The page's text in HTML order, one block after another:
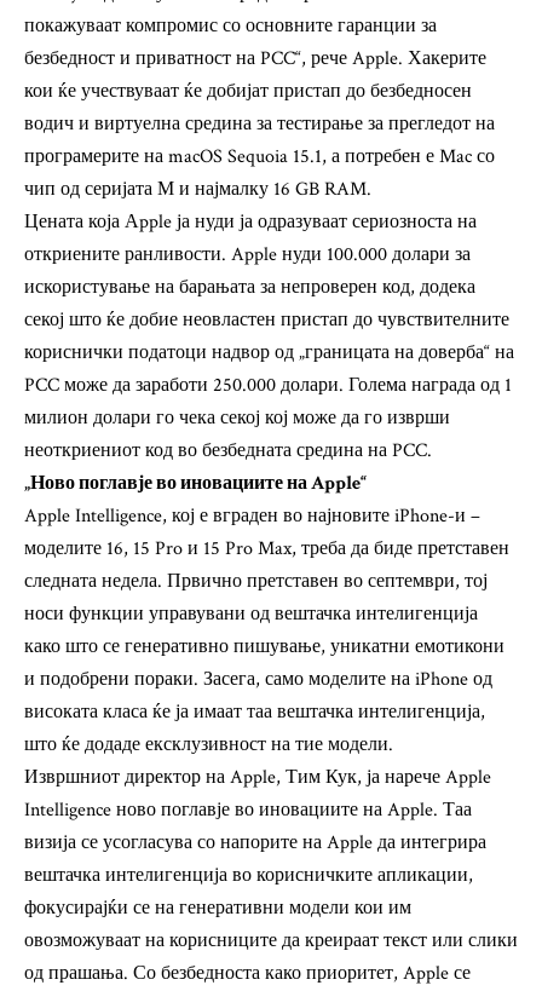
покажуваат компромис со основните гаранции за
безбедност и приватност на PCC“, рече Apple. Хакерите
кои ќе учествуваат ќе добијат пристап до безбедносен
водич и виртуелна средина за тестирање за прегледот на
програмерите на macOS Sequoia 15.1, а потребен е Mac со
чип од серијата М и најмалку 16 GB RAM.
Цената која Аpple ја нуди ја одразуваат сериозноста на
откриените ранливости. Apple нуди 100.000 долари за
искористување на барањата за непроверен код, додека
секој што ќе добие неовластен пристап до чувствителните
кориснички податоци надвор од „границата на доверба“ на
PCC може да заработи 250.000 долари. Голема награда од 1
милион долари го чека секој кој може да го изврши
неоткриениот код во безбедната средина на PCC.
„Ново поглавје во иновациите на Apple“
Apple Intelligence, кој е вграден во најновите iPhone-и –
моделите 16, 15 Pro и 15 Pro Max, треба да биде претставен
следната недела. Првично претставен во септември, тој
носи функции управувани од вештачка интелигенција
како што се генеративно пишување, уникатни емотикони
и подобрени пораки. Засега, само моделите на iPhone од
високата класа ќе ја имаат таа вештачка интелигенција,
што ќе додаде ексклузивност на тие модели.
Извршниот директор на Apple, Тим Кук, ја нарече Apple
Intelligence ново поглавје во иновациите на Apple. Таа
визија се усогласува со напорите на Apple да интегрира
вештачка интелигенција во корисничките апликации,
фокусирајќи се на генеративни модели кои им
овозможуваат на корисниците да креираат текст или слики
од прашања. Со безбедноста како приоритет, Apple се